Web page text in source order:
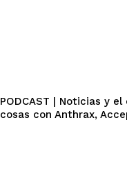
PODCAST | Noticias y
cosas con Anthrax,